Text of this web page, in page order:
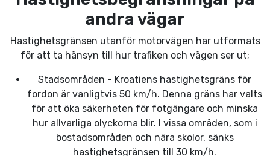
andra vägar
Hastighetsgränsen utanför motorvägen har utformats
för att ta hänsyn till hur trafiken och vägen ser ut;
Stadsområden - Kroatiens hastighetsgräns för
fordon är vanligtvis 50 km/h. Denna gräns har valts
för att öka säkerheten för fotgängare och minska
hur allvarliga olyckorna blir. I vissa områden, som i
bostadsområden och nära skolor, sänks
hastighetsgränsen till 30 km/h.